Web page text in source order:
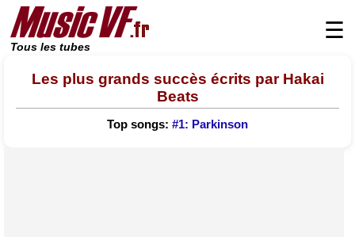
Tous les tubes
☰
Les plus grands succès écrits par Hakai
Beats
Top songs: #1: Parkinson